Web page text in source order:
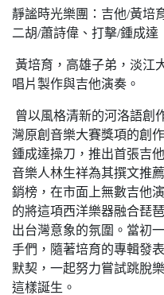
靜謐時光樂團：吉他/黃培
二胡/蕭詩偉、打擊/鍾成達
黃培育，高雄子弟，淡江
唱片製作與吉他演奏。
曾以風格清新的河洛語創
灣原創音樂大賽獎項的創
鍾成達操刀，推出首張吉
音樂人林生祥為其撰文推
銷榜，在市面上無數吉他
的將這項西洋樂器融合琵
出台灣意象的氛圍。當初
手們，隨著培育的專輯發
默契，一起努力嘗試跳脫
這樣誕生。